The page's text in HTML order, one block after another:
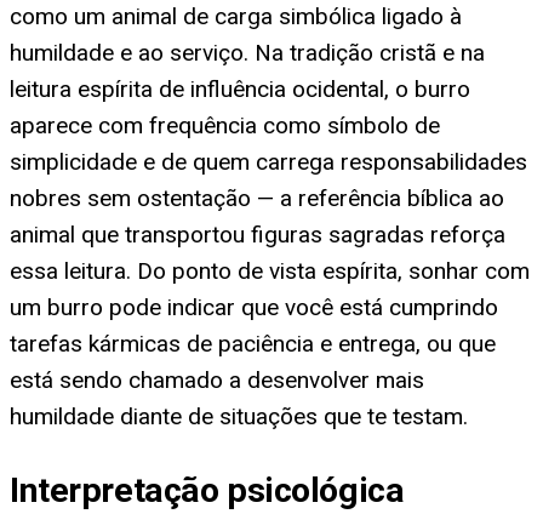
como um animal de carga simbólica ligado à
humildade e ao serviço. Na tradição cristã e na
leitura espírita de influência ocidental, o burro
aparece com frequência como símbolo de
simplicidade e de quem carrega responsabilidades
nobres sem ostentação — a referência bíblica ao
animal que transportou figuras sagradas reforça
essa leitura. Do ponto de vista espírita, sonhar com
um burro pode indicar que você está cumprindo
tarefas kármicas de paciência e entrega, ou que
está sendo chamado a desenvolver mais
humildade diante de situações que te testam.
Interpretação psicológica